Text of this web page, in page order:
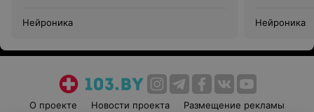
Нейроника Нейроника
О проекте Новости проекта
Размещение рекламы